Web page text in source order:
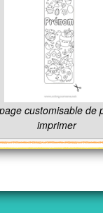
customisable de
imprimer